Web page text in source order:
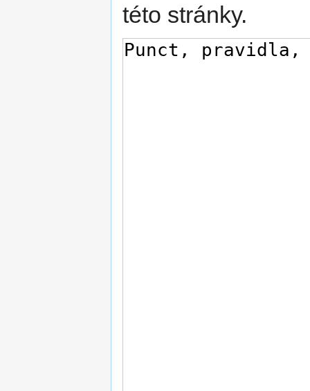
této stránky.